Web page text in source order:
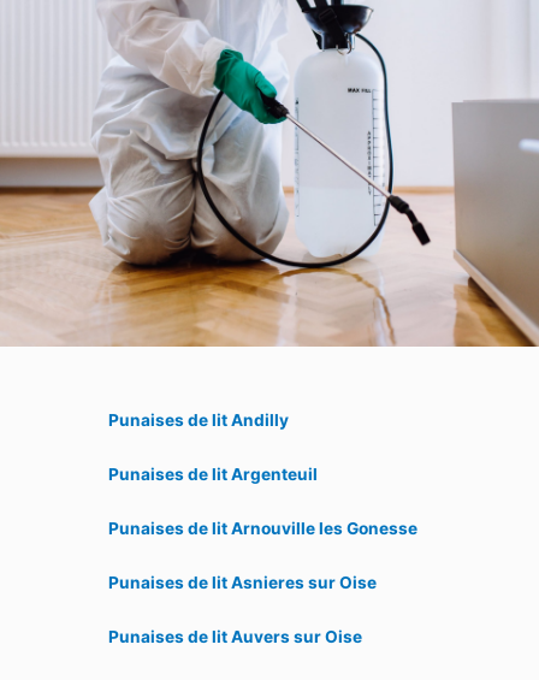
Punaises de lit Andilly
Punaises de lit Argenteuil
Punaises de lit Arnouville les Gonesse
Punaises de lit Asnieres sur Oise
Punaises de lit Auvers sur Oise